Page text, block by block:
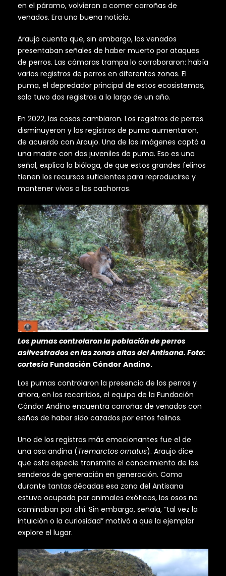
en el páramo, volvieron a comer carroñas de
venados. Era una buena noticia.
Araujo cuenta que, sin embargo, los venados
presentaban señales de haber muerto por ataques
de perros. Las cámaras trampa lo corroboraron: había
varios registros de perros en diferentes zonas. El
puma, el depredador principal de estos ecosistemas,
solo tuvo dos registros a lo largo de un año.
En 2022, las cosas cambiaron. Los registros de perros
disminuyeron y los registros de puma aumentaron,
de acuerdo con Araujo. Una de las imágenes captó a
una madre con dos juveniles de puma. Eso es una
señal, explica la bióloga, de que estos grandes felinos
tienen los recursos suficientes para reproducirse y
mantener vivos a los cachorros.
Los pumas controlaron la población de perros
asilvestrados en las zonas altas del Antisana. Foto:
cortesía Fundación Cóndor Andino.
Los pumas controlaron la presencia de los perros y
ahora, en los recorridos, el equipo de la Fundación
Cóndor Andino encuentra carroñas de venados con
señas de haber sido cazados por estos felinos.
Uno de los registros más emocionantes fue el de
una osa andina (Tremarctos ornatus). Araujo dice
que esta especie transmite el conocimiento de los
senderos de generación en generación. Como
durante tantas décadas esa zona del Antisana
estuvo ocupada por animales exóticos, los osos no
caminaban por ahí. Sin embargo, señala, “tal vez la
intuición o la curiosidad” motivó a que la ejemplar
explore el lugar.